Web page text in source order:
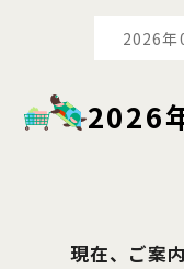
2026年
2026
現在、ご案